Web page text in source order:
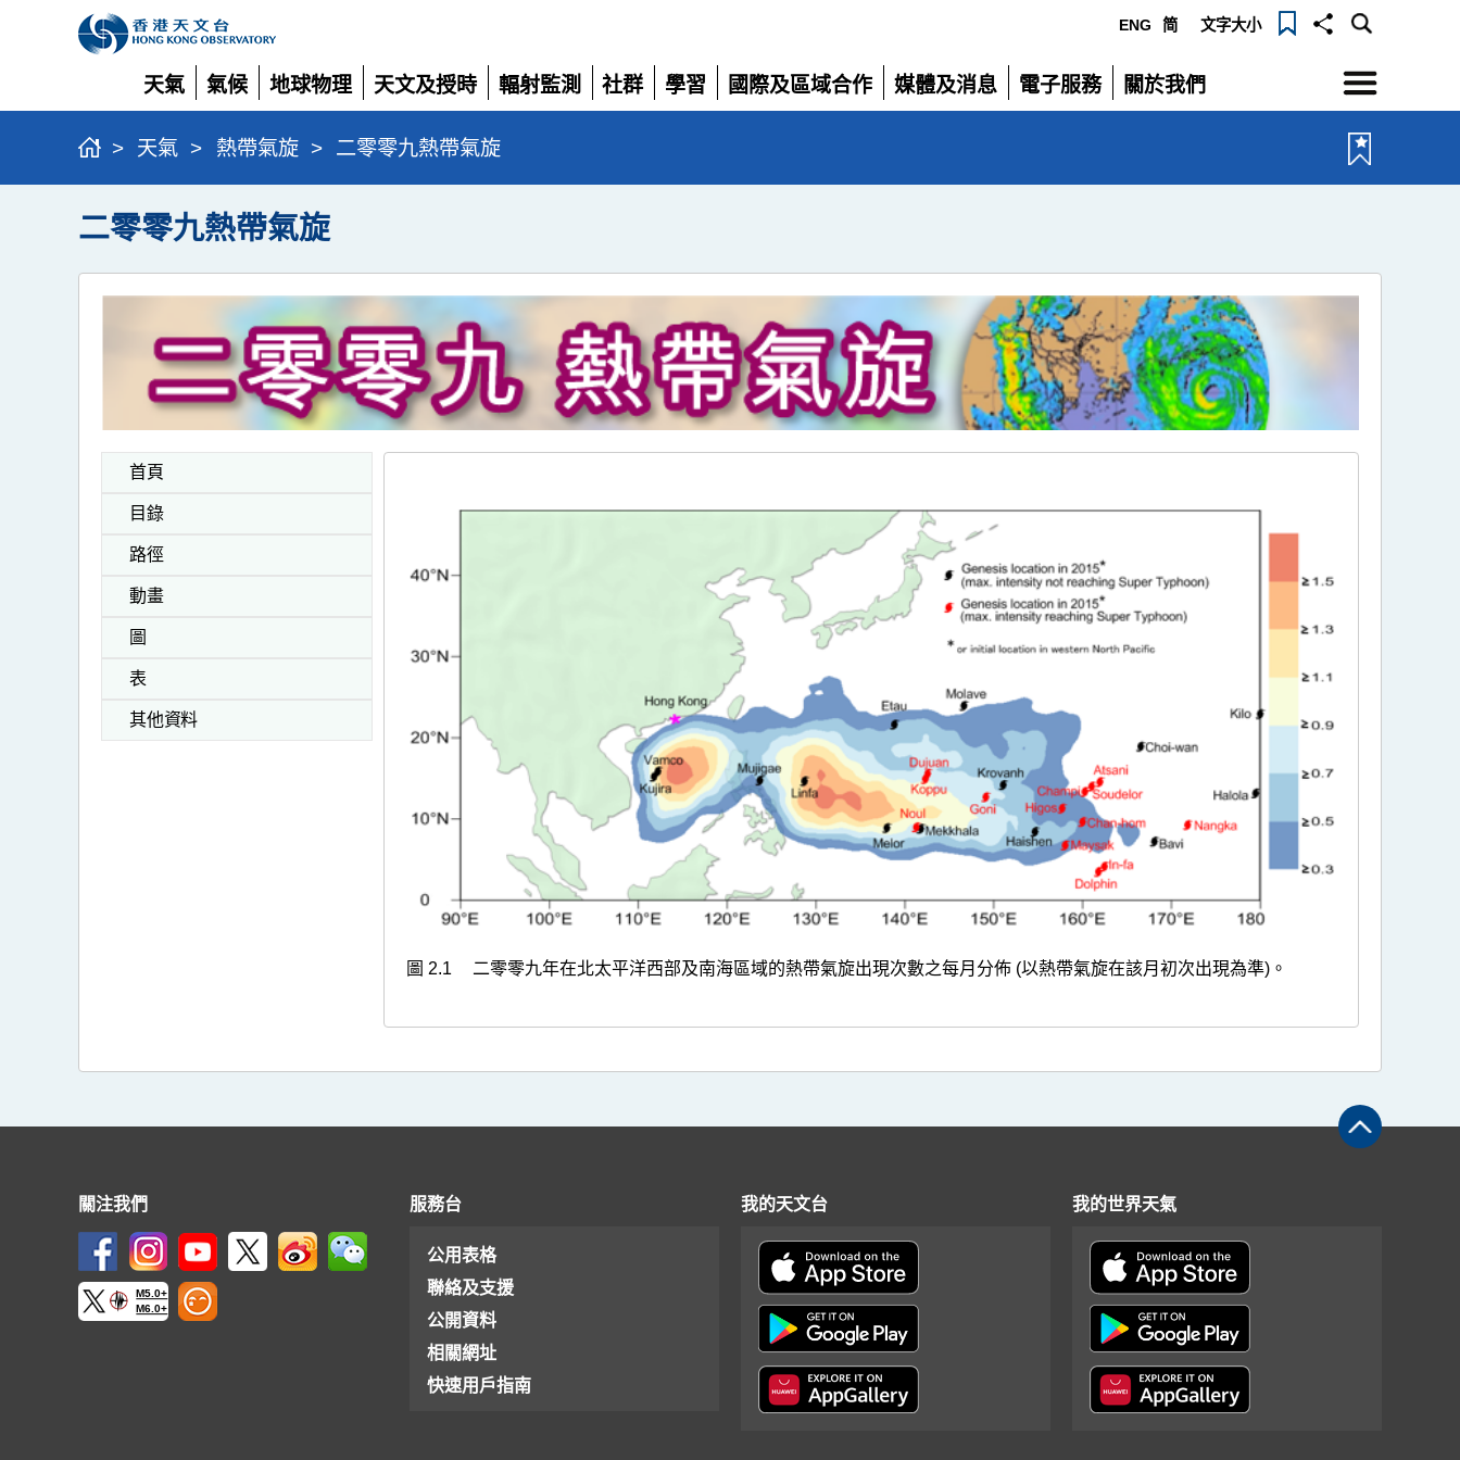
ENG 简 文字大小
天氣
展
開
氣候
展
開
地球物理
展
開
天文及授時
展
開
輻射監測
展
開
社群
展
學習
展
國際及區域合作
展
媒體及消息
展
電子服務
展
關於我們
展
選
單
> 天氣 > 熱帶氣旋 > 二零零九熱帶氣旋
二零零九熱帶氣旋
首頁
目錄
路徑
動畫
圖
表
其他資料
圖 2.1 二零零九年在北太平洋西部及南海區域的熱帶氣旋出現次數之每月分佈 (以熱帶氣旋在該月初次出現為準)。
關注我們
M5.0+
M6.0+
服務台
公用表格
聯絡及支援
公開資料
相關網址
快速用戶指南
我的天文台 我的世界天氣